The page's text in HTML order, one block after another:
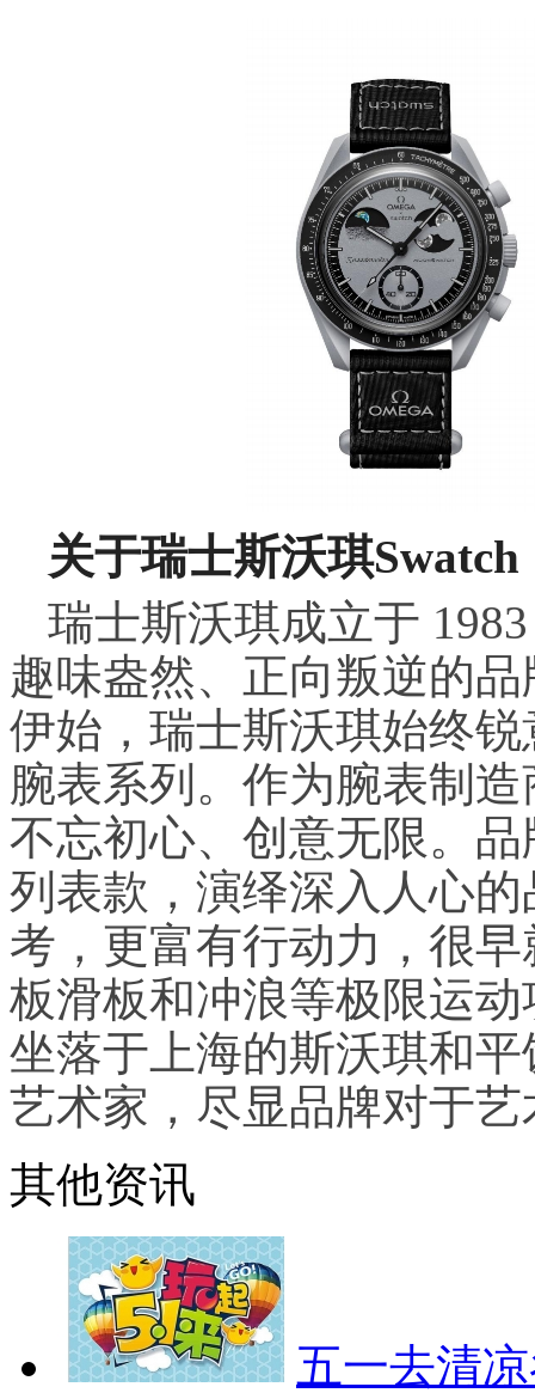
关于瑞士斯沃琪Swatch
瑞士斯沃琪成立于
趣味盎然、正向叛逆的
伊始，瑞士斯沃琪始终
腕表系列。作为腕表制
不忘初心、创意无限。
列表款，演绎深入人心
考，更富有行动力，很
板滑板和冲浪等极限运
坐落于上海的斯沃琪和
艺术家，尽显品牌对于
其他资讯
五一去清